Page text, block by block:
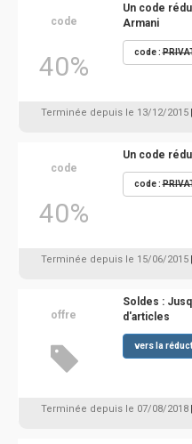
code
40%
Un code
Armani
code :
Terminée depuis le 13/12/2015
code
40%
Un code
code :
Terminée depuis le 15/06/2015
offre
Soldes :
d'articles
vers la
Terminée depuis le 07/08/2018